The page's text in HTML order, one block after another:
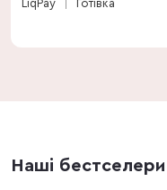
LiqPay Готівка
Наші бестселери